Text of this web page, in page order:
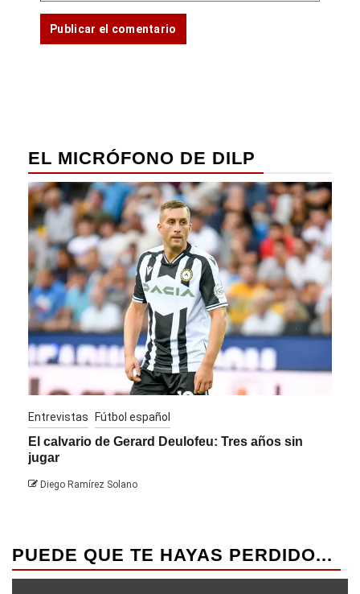
EL MICRÓFONO DE DILP
Entrevistas Fútbol español
El calvario de Gerard Deulofeu: Tres años sin
jugar
Diego Ramírez Solano
PUEDE QUE TE HAYAS PERDIDO...